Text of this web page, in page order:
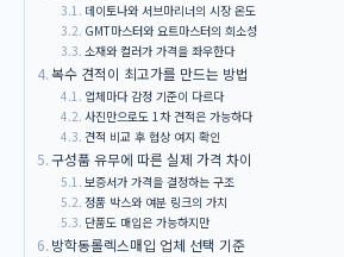
데이토나와 서브마리너의 시장 온도
GMT마스터와 요트마스터의 희소성
소재와 컬러가 가격을 좌우한다
복수 견적이 최고가를 만드는 방법
업체마다 감정 기준이 다르다
사진만으로도 1차 견적은 가능하다
견적 비교 후 협상 여지 확인
구성품 유무에 따른 실제 가격 차이
보증서가 가격을 결정하는 구조
정품 박스와 여분 링크의 가치
단품도 매입은 가능하지만
방학동롤렉스매입 업체 선택 기준